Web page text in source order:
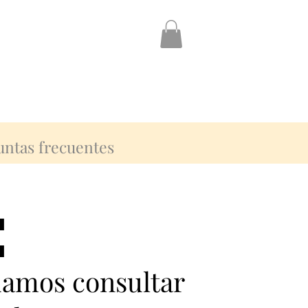
frecuentes
consultar